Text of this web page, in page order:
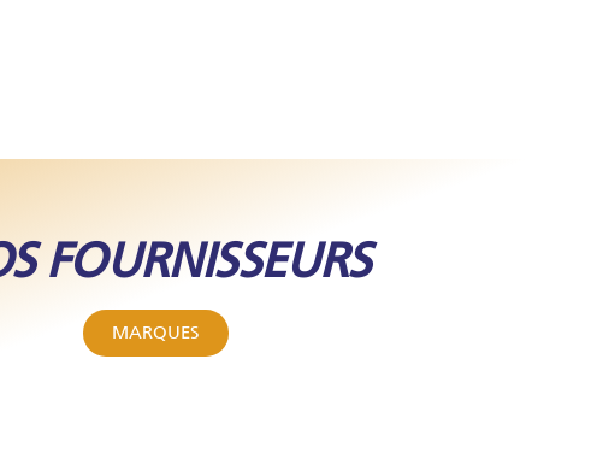
FOURNISSEURS
MARQUES